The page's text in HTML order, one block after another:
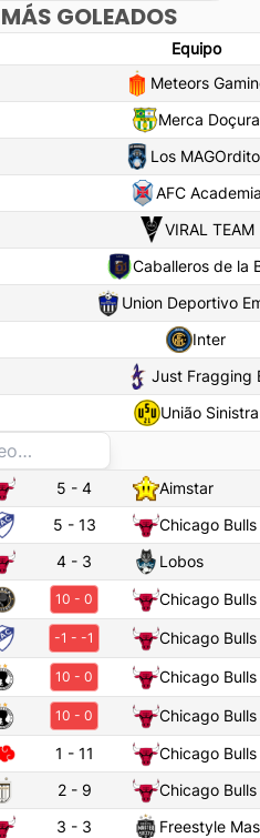
GOLEADOS
Equipo
Meteors
Merca Doçura
Los
AFC Academia
VIRAL TEAM
Caballeros de la
Union Deportivo
Inter
Just Fragging
União Sinistra
5 - 4 Aimstar
5 - 13 Chicago Bulls
4 - 3 Lobos
10 - 0 Chicago Bulls
-1 - -1 Chicago Bulls
10 - 0 Chicago Bulls
10 - 0 Chicago Bulls
1 - 11 Chicago Bulls
2- 9 Chicago Bulls
3 - 3 Freestyle